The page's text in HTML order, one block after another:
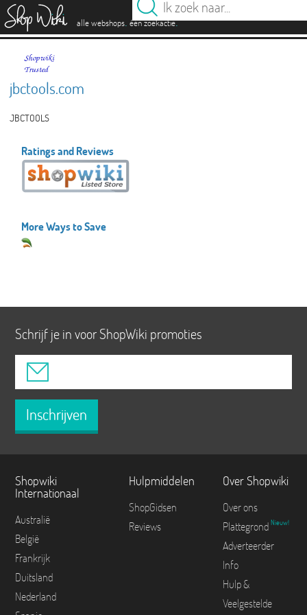
alle webshops. één zoekactie.
jbctools.com
JBCTOOLS
Ratings and Reviews
More Ways to Save
Schrijf je in voor ShopWiki promoties
Inschrijven
Shopwiki
Internationaal
Australië
België
Frankrijk
Duitsland
Nederland
Hulpmiddelen
ShopGidsen
Reviews
Over Shopwiki
Over ons
Plattegrond Nieuw!
Adverteerder
Info
Hulp &
Veelgestelde